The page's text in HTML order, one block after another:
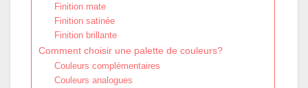
Finition mate
Finition satinée
Finition brillante
Comment choisir une palette de couleurs?
Couleurs complémentaires
Couleurs analogues